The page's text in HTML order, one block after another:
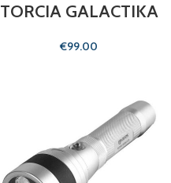
TORCIA GALACTIKA
€